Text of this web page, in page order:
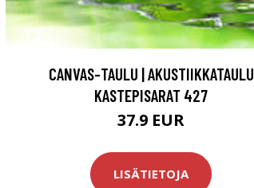
CANVAS-TAULU | AKUSTIIKKATAULU
KASTEPISARAT 427
37.9 EUR
LISÄTIETOJA